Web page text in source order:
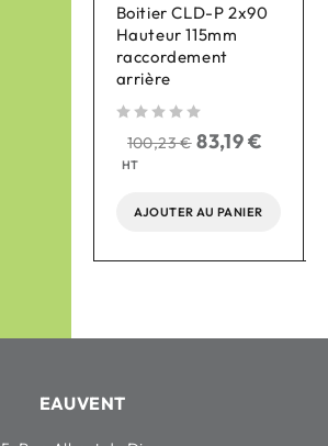
Boitier CLD-P 2x90
Hauteur 115mm
raccordement
arrière
100,23€ 83,19€
HT
AJOUTER AU PANIER
EAUVENT